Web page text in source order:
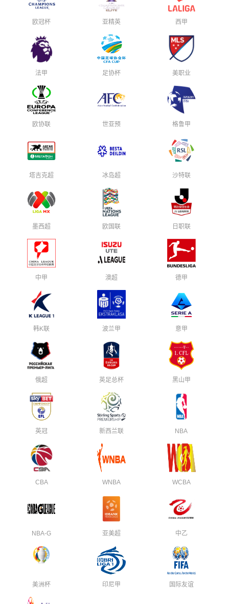
欧冠杯 亚精英 西甲
法甲 足协杯 美职业
欧协联 世亚预 格鲁甲
塔吉克超 冰岛超 沙特联
墨西超 欧国联 日职联
中甲 澳超 德甲
韩K联 波兰甲 意甲
俄超 英足总杯 黑山甲
英冠 新西兰联 NBA
CBA WNBA WCBA
NBA-G 亚美超 中乙
美洲杯 印尼甲 国际友谊